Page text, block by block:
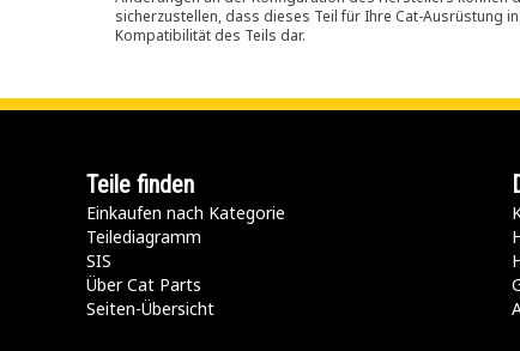
sicherzustellen, dass dieses Teil für Ihre Cat-Ausrüstung
Kompatibilität des Teils dar.
Teile finden
Einkaufen nach Kategorie
Teilediagramm
SIS
Über Cat Parts
Seiten-Übersicht